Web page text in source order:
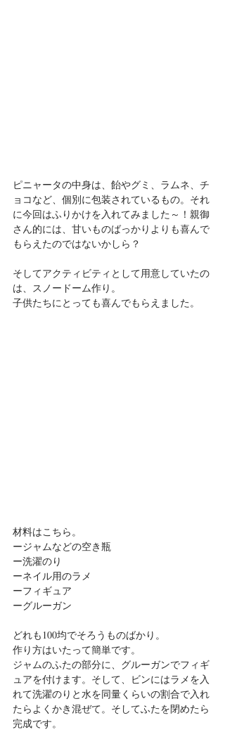
ピニャータの中身は、飴やグミ、ラムネ、チ
ョコなど、個別に包装されているもの。それ
に今回はふりかけを入れてみました～！親御
さん的には、甘いものばっかりよりも喜んで
もらえたのではないかしら？
そしてアクティビティとして用意していたの
は、スノードーム作り。
子供たちにとっても喜んでもらえました。
材料はこちら。
ージャムなどの空き瓶
ー洗濯のり
ーネイル用のラメ
ーフィギュア
ーグルーガン
どれも100均でそろうものばかり。
作り方はいたって簡単です。
ジャムのふたの部分に、グルーガンでフィギ
ュアを付けます。そして、ビンにはラメを入
れて洗濯のりと水を同量くらいの割合で入れ
たらよくかき混ぜて。そしてふたを閉めたら
完成です。